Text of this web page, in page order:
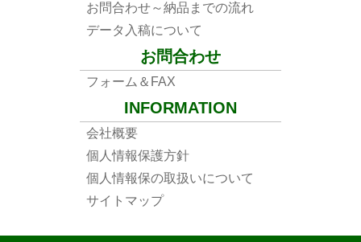
お問合わせ～納品までの流れ
データ入稿について
お問合わせ
フォーム＆FAX
INFORMATION
会社概要
個人情報保護方針
個人情報保の取扱いについて
サイトマップ